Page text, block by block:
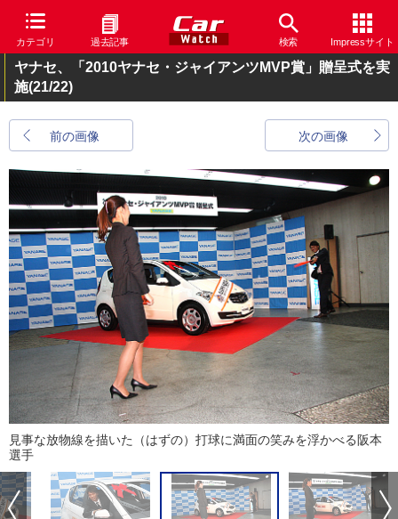
カテゴリ 過去記事 検索 Impressサイト
ヤナセ、「2010ヤナセ・ジャイアンツMVP賞」贈呈式を実
施(21/22)
前の画像 次の画像
見事な放物線を描いた（はずの）打球に満面の笑みを浮かべる阪本
選手